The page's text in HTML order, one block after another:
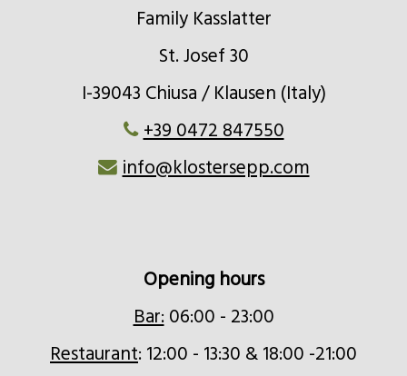
Family Kasslatter
St. Josef 30
I-39043 Chiusa / Klausen (Italy)
+39 0472 847550
info@klostersepp.com
Opening hours
Bar:06:00 - 23:00
Restaurant: 12:00 - 13:30 & 18:00 -21:00